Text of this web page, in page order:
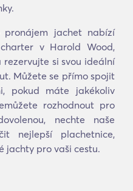
pronájem jachet nabízí
v Harold Wood,
si svou ideální
Můžete se přímo spojit
pokud máte jakékoliv
rozhodnout pro
nechte naše
nejlepší plachetnice,
jachty pro vaši cestu.